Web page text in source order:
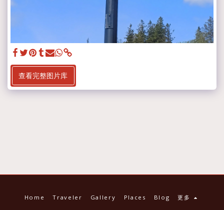
查看完整图片库
Home Traveler Gallery Places Blog 更多